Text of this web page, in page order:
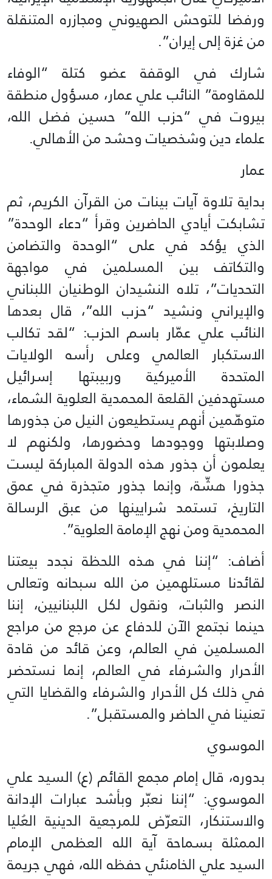
ورفضا للتوحش الصهيوني ومجازره المتنقلة
من غزة إلى إيران”.
شارك في الوقفة عضو كتلة “الوفاء
للمقاومة” النائب علي عمار، مسؤول منطقة
بيروت في “حزب الله” حسين فضل الله،
علماء دين وشخصيات وحشد من الأهالي.
عمار
بداية تلاوة آيات بينات من القرآن الكريم، ثم
تشابكت أيادي الحاضرين وقرأ “دعاء الوحدة”
الذي يؤكد في على “الوحدة والتضامن
والتكاتف بين المسلمين في مواجهة
التحديات”، تلاه النشيدان الوطنيان اللبناني
والإيراني ونشيد “حزب الله”، قال بعدها
النائب علي عمّار باسم الحزب: “لقد تكالب
الاستكبار العالمي وعلى رأسه الولايات
المتحدة الأميركية وربيبتها إسرائيل
مستهدفين القلعة المحمدية العلوية الشماء،
متوهّمين أنهم يستطيعون النيل من جذورها
وصلابتها ووجودها وحضورها، ولكنهم لا
يعلمون أن جذور هذه الدولة المباركة ليست
جذورا هشّة، وإنما جذور متجذرة في عمق
التاريخ، تستمد شرايينها من عبق الرسالة
المحمدية ومن نهج الإمامة العلوية”.
أضاف: “إننا في هذه اللحظة نجدد بيعتنا
لقائدنا مستلهمين من الله سبحانه وتعالى
النصر والثبات، ونقول لكل اللبنانيين، إننا
حينما نجتمع الآن للدفاع عن مرجع من مراجع
المسلمين في العالم، وعن قائد من قادة
الأحرار والشرفاء في العالم، إنما نستحضر
في ذلك كل الأحرار والشرفاء والقضايا التي
تعنينا في الحاضر والمستقبل”.
الموسوي
بدوره، قال إمام مجمع القائم (ع) السيد علي
الموسوي: “إننا نعبّر وبأشد عبارات الإدانة
والاستنكار، التعرّض للمرجعية الدينية العُليا
الممثلة بسماحة آية الله العظمى الإمام
السيد علي الخامنئي حفظه الله، فهي جريمة